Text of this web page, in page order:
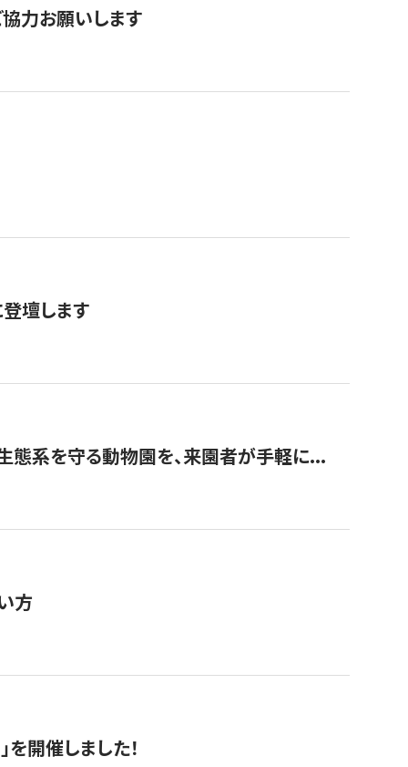
力お願いします
登壇します
態系を守る動物園を、来園者が手軽に...
方
開催しました！